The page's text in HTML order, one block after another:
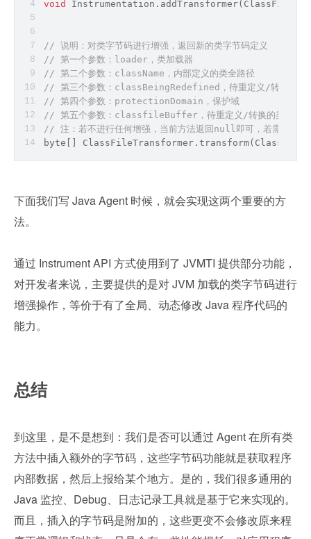
void
// 说明：对类字节码进行增强，返回新的类字节码定义
// 第一个参数：loader，类加载器
// 第二个参数：className，内部定义的类全路径
// 第三个参数：classBeingRedefined，待重定义/转换的类
// 第四个参数：protectionDomain，保护域
// 第五个参数：classfileBuffer，待重定义/转换的类字节
// 注：若不进行任何增强，当前方法返回null即可，若需要增
byte []
下面我们写 Java Agent 时候，就会实现这两个重要的方
法。
通过 Instrument API 方式使用到了 JVMTI 提供部分功能，
对开发者来说，主要提供的是对 JVM 加载的类字节码进行
增强操作，等价于有了全局、动态修改 Java 程序代码的
能力。
总结
到这里，是不是想到：我们是否可以通过 Agent 在所有类
方法中插入额外的字节码，这些字节码功能就是获取程序
内部数据，然后上报给某个地方。是的，我们很多通用的
Java 监控、Debug、日志记录工具就是基于它来实现的。
而且，插入的字节码是附加的，这些更变不会修改原来程